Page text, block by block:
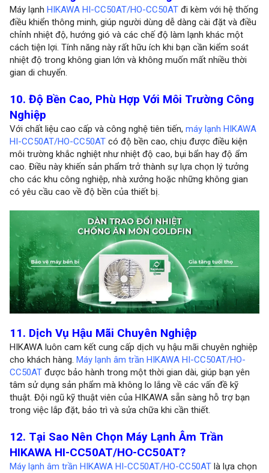
Máy lạnh HIKAWA HI-CC50AT/HO-CC50ATđi kèm với hệ thống
điều khiển thông minh, giúp người dùng dễ dàng cài đặt và điều
chỉnh nhiệt độ, hướng gió và các chế độ làm lạnh khác một
cách tiện lợi. Tính năng này rất hữu ích khi bạn cần kiểm soát
nhiệt độ trong không gian lớn và không muốn mất nhiều thời
gian di chuyển.
10. Độ Bền Cao, Phù Hợp Với Môi Trường Công
Nghiệp
Với chất liệu cao cấp và công nghệ tiên tiến, máy lạnh HIKAWA
HI-CC50AT/HO-CC50ATcó độ bền cao, chịu được điều kiện
môi trường khắc nghiệt như nhiệt độ cao, bụi bẩn hay độ ẩm
cao. Điều này khiến sản phẩm trở thành sự lựa chọn lý tưởng
cho các khu công nghiệp, nhà xưởng hoặc những không gian
có yêu cầu cao về độ bền của thiết bị.
11. Dịch Vụ Hậu Mãi Chuyên Nghiệp
HIKAWA luôn cam kết cung cấp dịch vụ hậu mãi chuyên nghiệp
cho khách hàng. Máy lạnh âm trần HIKAWA HI-CC50AT/HO-
CC50ATđược bảo hành trong một thời gian dài, giúp bạn yên
tâm sử dụng sản phẩm mà không lo lắng về các vấn đề kỹ
thuật. Đội ngũ kỹ thuật viên của HIKAWA sẵn sàng hỗ trợ bạn
trong việc lắp đặt, bảo trì và sửa chữa khi cần thiết.
12. Tại Sao Nên Chọn Máy Lạnh Âm Trần
HIKAWA HI-CC50AT/HO-CC50AT?
Máy lạnh âm trần HIKAWA HI-CC50AT/HO-CC50ATlà lựa chọn